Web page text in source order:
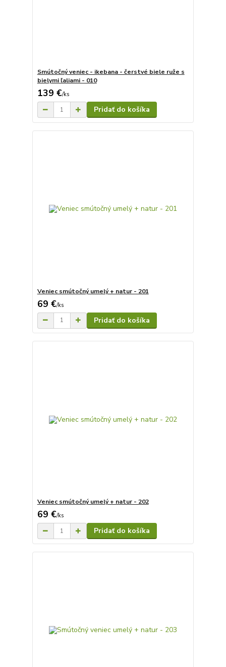
Smútočný veniec - ikebana - čerstvé biele ruže s
bielymi ľaliami - 010
139 €/ks
Pridať do košíka
Veniec smútočný umelý + natur - 201
69 €/ks
Pridať do košíka
Veniec smútočný umelý + natur - 202
69 €/ks
Pridať do košíka